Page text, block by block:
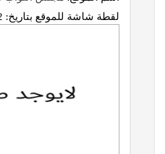
لقطة شاشة للموقع بتاريخ: